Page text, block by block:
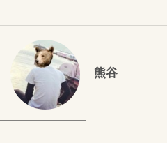
熊谷